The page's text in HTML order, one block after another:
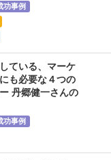
功事例
ている、マーケ
も必要な４つの
丹郷健一さんの
功事例